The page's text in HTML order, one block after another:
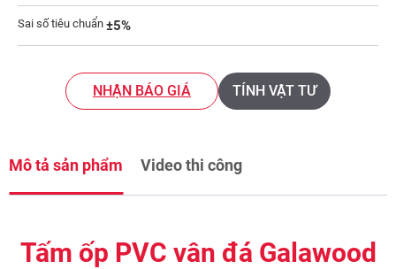
Sai số tiêu chuẩn ±5%
NHẬN BÁO GIÁ TÍNH VẬT TƯ
Mô tả sản phẩm Video thi công
Tấm ốp PVC vân đá Galawood